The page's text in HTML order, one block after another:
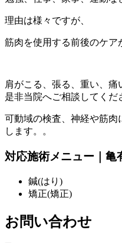
理由は様々ですが、
筋肉を使用する前後のケア
肩がこる、張る、重い、
是非当院へご相談してくだ
可動域の検査、神経や筋肉
します。。
対応施術メニュー｜亀
鍼(はり)
矯正(矯正)
お問い合わせ